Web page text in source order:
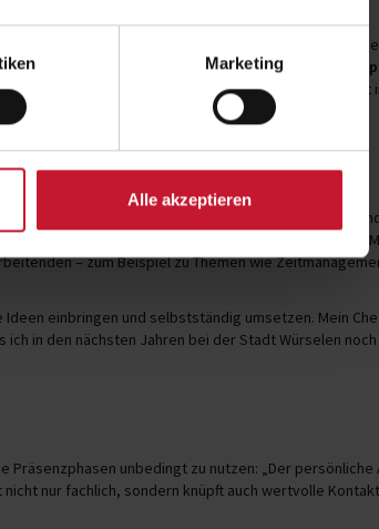
Marketing
Alle akzeptieren
– durch die Corona-Pandemie entschied sie sich, die
wählte sie die SchwerpunkteSporternährung
gehen soll. Am Ende habe ich meine Masterarbeit
sehr abwechslungsreichen Arbeitsfeld: „Ich bin
wie die bewegten Pausen oder Vitamin-D-
– zum Beispiel zu Themen wie
einbringen und selbstständig umsetzen. Mein
in den nächsten Jahren bei der Stadt Würselen
Präsenzphasen unbedingt zu nutzen: „Der
nur fachlich, sondern knüpft auch wertvolle